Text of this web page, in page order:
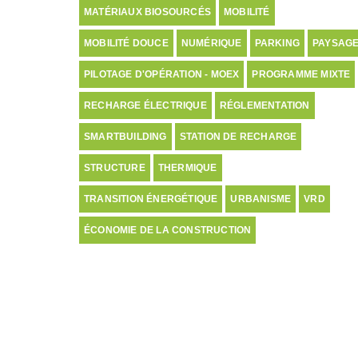
MATÉRIAUX BIOSOURCÉS MOBILITÉ
MOBILITÉ DOUCE NUMÉRIQUE PARKING
PILOTAGE D'OPÉRATION - MOEX PROGRAMME MIXTE
RECHARGE ÉLECTRIQUE RÉGLEMENTATION
SMARTBUILDING STATION DE RECHARGE
STRUCTURE THERMIQUE
TRANSITION ÉNERGÉTIQUE URBANISME VRD
ÉCONOMIE DE LA CONSTRUCTION